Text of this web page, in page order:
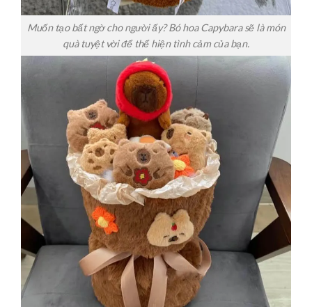
Muốn tạo bất ngờ cho người ấy? Bó hoa Capybara sẽ là món
quà tuyệt vời để thể hiện tình cảm của bạn.